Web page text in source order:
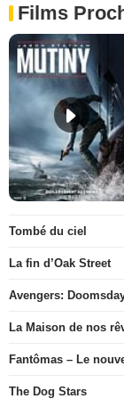
Films
Tombé du ciel
La fin d’Oak Street
Avengers:
La Maison de nos
Fantômas – Le
The Dog Stars